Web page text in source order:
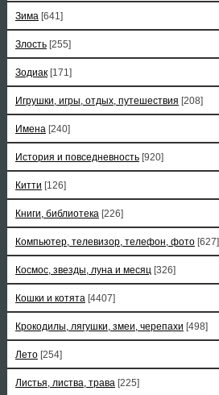
Зима [641]
Злость [255]
Зодиак [171]
Игрушки, игры, отдых, путешествия [208]
Имена [240]
История и повседневность [920]
Китти [126]
Книги, библиотека [226]
Компьютер, телевизор, телефон, фото [627]
Космос, звезды, луна и месяц [326]
Кошки и котята [4407]
Крокодилы, лягушки, змеи, черепахи [498]
Лето [254]
Листья, листва, трава [225]